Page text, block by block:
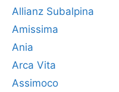
Allianz Subalpina
Amissima
Ania
Arca Vita
Assimoco